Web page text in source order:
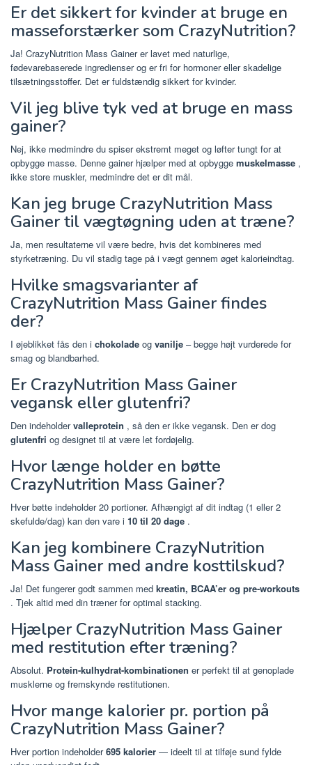
Er det sikkert for kvinder at bruge en
masseforstærker som CrazyNutrition?
Ja! CrazyNutrition Mass Gainer er lavet med naturlige,
fødevarebaserede ingredienser og er fri for hormoner eller skadelige
tilsætningsstoffer. Det er fuldstændig sikkert for kvinder.
Vil jeg blive tyk ved at bruge en mass
gainer?
Nej, ikke medmindre du spiser ekstremt meget og løfter tungt for at
opbygge masse. Denne gainer hjælper med at opbygge muskelmasse ,
ikke store muskler, medmindre det er dit mål.
Kan jeg bruge CrazyNutrition Mass
Gainer til vægtøgning uden at træne?
Ja, men resultaterne vil være bedre, hvis det kombineres med
styrketræning. Du vil stadig tage på i vægt gennem øget kalorieindtag.
Hvilke smagsvarianter af
CrazyNutrition Mass Gainer findes
der?
I øjeblikket fås den i chokolade og vanilje – begge højt vurderede for
smag og blandbarhed.
Er CrazyNutrition Mass Gainer
vegansk eller glutenfri?
Den indeholdervalleprotein , så den er ikke vegansk. Den er dog
glutenfri og designet til at være let fordøjelig.
Hvor længe holder en bøtte
CrazyNutrition Mass Gainer?
Hver bøtte indeholder 20 portioner. Afhængigt af dit indtag (1 eller 2
skefulde/dag) kan den vare i 10 til 20 dage .
Kan jeg kombinere CrazyNutrition
Mass Gainer med andre kosttilskud?
Ja! Det fungerer godt sammen med kreatin, BCAA’er og pre-workouts
. Tjek altid med din træner for optimal stacking.
Hjælper CrazyNutrition Mass Gainer
med restitution efter træning?
Absolut. Protein-kulhydrat-kombinationen er perfekt til at genoplade
musklerne og fremskynde restitutionen.
Hvor mange kalorier pr. portion på
CrazyNutrition Mass Gainer?
Hver portion indeholder695 kalorier — ideelt til at tilføje sund fylde